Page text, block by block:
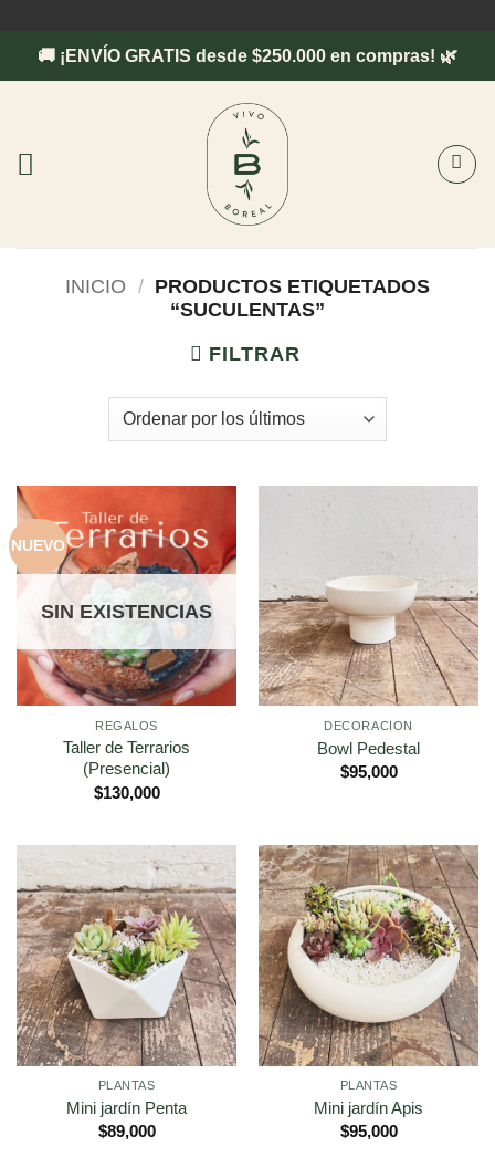
contenido
🚚 ¡ENVÍO GRATIS desde $250.000 en compras! 🌿
INICIO / PRODUCTOS ETIQUETADOS
“SUCULENTAS”
FILTRAR
NUEVO
SIN EXISTENCIAS
REGALOS
Taller de Terrarios
(Presencial)
$130,000
DECORACION
Bowl Pedestal
$95,000
PLANTAS
Mini jardín Penta
$89,000
PLANTAS
Mini jardín Apis
$95,000